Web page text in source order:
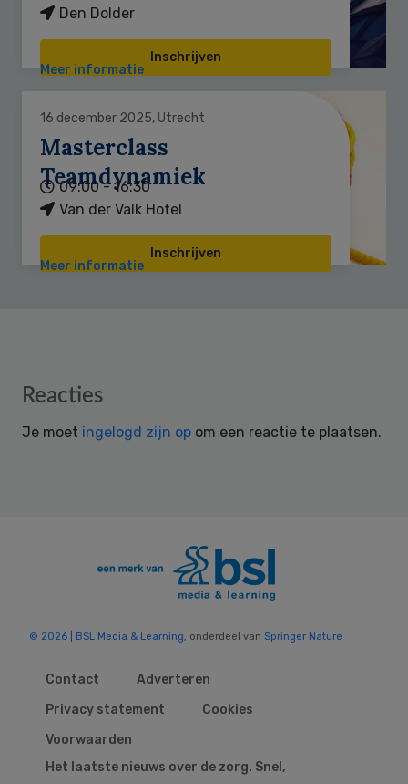
Den Dolder
Inschrijven
Meer informatie
16 december 2025, Utrecht
Masterclass
Teamdynamiek
09:00 - 16:30
Van der Valk Hotel
Inschrijven
Meer informatie
Reader
Reacties
Je moet ingelogd zijn op om een reactie te plaatsen.
© 2026 | BSL Media & Learning, onderdeel van Springer Nature
Contact
Adverteren
Privacy statement
Cookies
Voorwaarden
Het laatste nieuws over de zorg. Snel,